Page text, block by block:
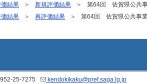
結果 新規評価結果
第64回 佐賀県公共
結果 再評価結果 第64回 佐賀県公共事
25-7275 kendokikaku@pref.saga.lg.jp